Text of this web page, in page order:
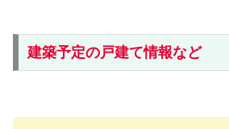
建築予定の戸建て情報など